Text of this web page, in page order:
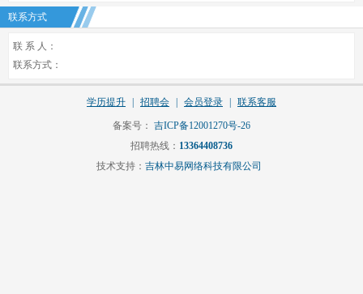
联系方式
联 系 人：
联系方式：
学历提升 招聘会 会员登录 联系客服
备案号： 吉ICP备12001270号-26
招聘热线： 13364408736
技术支持： 吉林中易网络科技有限公司